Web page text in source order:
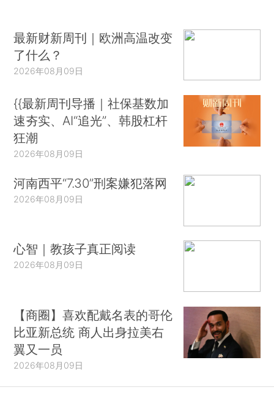
最新财新周刊｜欧洲高温改变
了什么？
2026年08月09日
{{最新周刊导播｜社保基数加
速夯实、AI“追光”、韩股杠杆
狂潮
2026年08月09日
河南西平“7.30”刑案嫌犯落网
2026年08月09日
心智｜教孩子真正阅读
2026年08月09日
【商圈】喜欢配戴名表的哥伦
比亚新总统 商人出身拉美右
翼又一员
2026年08月09日